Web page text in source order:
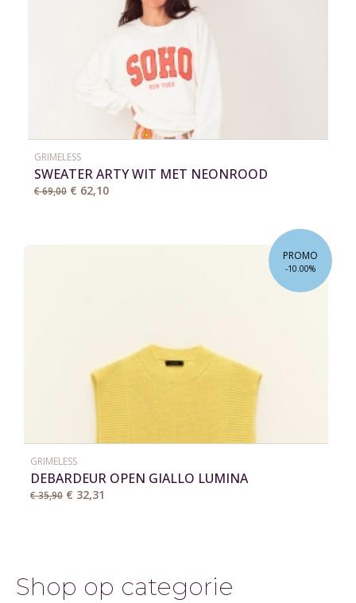
GRIMELESS
SWEATER ARTY WIT MET NEONROOD
€ 69,00 € 62,10
PROMO
-10.00%
GRIMELESS
DEBARDEUR OPEN GIALLO LUMINA
€ 35,90 € 32,31
Shop op categorie